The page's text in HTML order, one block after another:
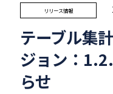
リリース情報
テーブル集
ジョン：
らせ